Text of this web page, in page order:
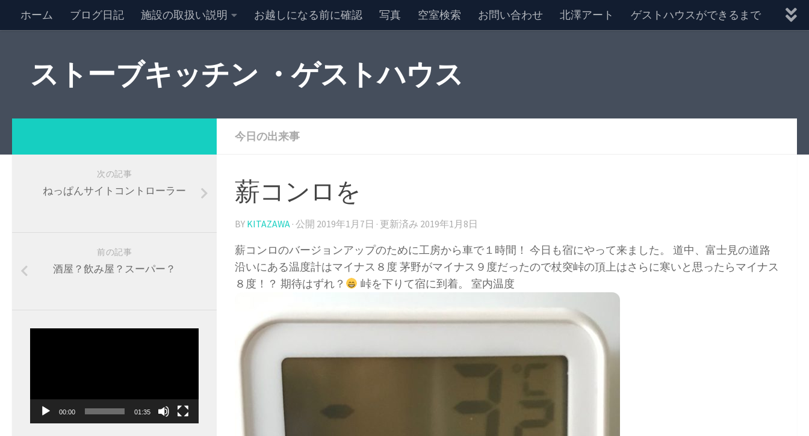
ホーム ブログ日記 施設の取扱い説明 お越しになる前に確認 写真 空室検索 お問い合わせ 北澤アート ゲストハウスができるまで
ストーブキッチン ・ゲストハウス
今日の出来事
薪コンロを
BY KITAZAWA · 公開 2019年1月7日 · 更新済み 2019年1月8日
薪コンロのバージョンアップのために工房から車で１時間！ 今日も宿にやって来ました。 道中、富士見の道路
沿いにある温度計はマイナス８度 茅野がマイナス９度だったので杖突峠の頂上はさらに寒いと思ったらマイナス
８度！？ 期待はずれ？
峠を下りて宿に到着。 室内温度
次の記事
ねっぱんサイトコントローラー
前の記事
酒屋？飲み屋？スーパー？
ー
00:00 01:35